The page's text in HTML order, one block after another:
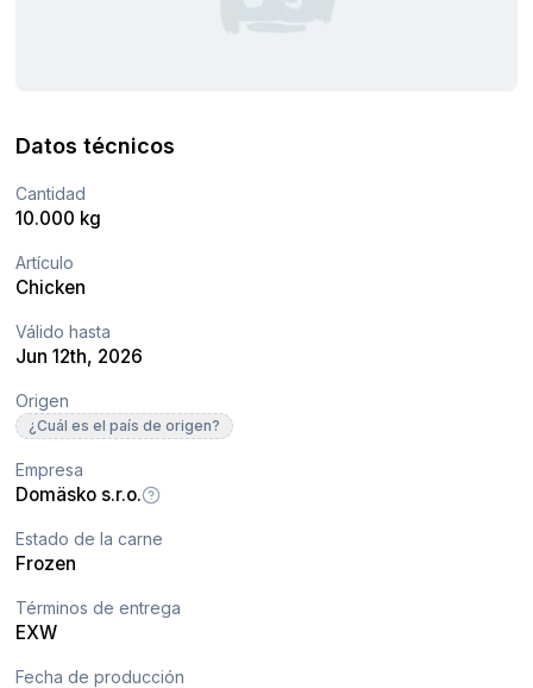
Datos técnicos
Cantidad
10.000 kg
Artículo
Chicken
Válido hasta
Jun 12th, 2026
Origen
¿Cuál es el país de origen?
Empresa
Domäsko s.r.o.
Estado de la carne
Frozen
Términos de entrega
EXW
Fecha de producción